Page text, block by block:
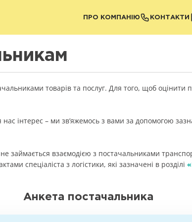
ПРО КОМПАНІЮ КОНТАКТИ
товарів та послуг. Для того, щоб
інтерес – ми зв’яжемось з вами за допомогою
займається взаємодією з постачальниками
спеціаліста з логістики, які зазначені в розділі
Анкета постачальника